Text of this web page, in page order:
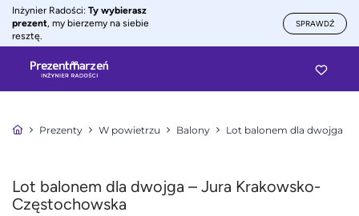
Inżynier Radości: Ty wybierasz
prezent, my bierzemy na siebie
resztę.
SPRAWDŹ
Prezenty W powietrzu Balony Lot balonem dla dwojga
Lot balonem dla dwojga – Jura Krakowsko-
Częstochowska